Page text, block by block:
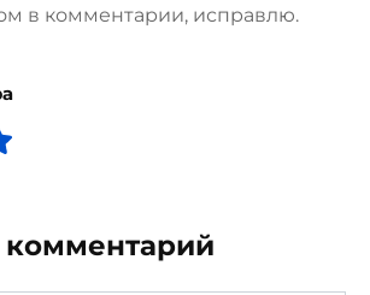
в комментарии, исправлю.
комментарий